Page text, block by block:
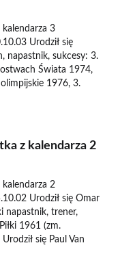
kalendarza 3
Urodził się
napastnik, sukcesy: 3.
Świata 1974,
1976, 3.
z kalendarza 2
kalendarza 2
Urodził się Omar
napastnik, trener,
1961 (zm.
się Paul Van